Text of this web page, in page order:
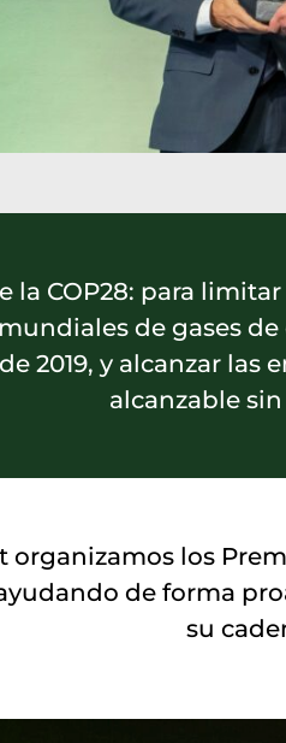
la COP28: para
de gases
2019, y alcanzar
alcanzable
organizamos los
de forma
su